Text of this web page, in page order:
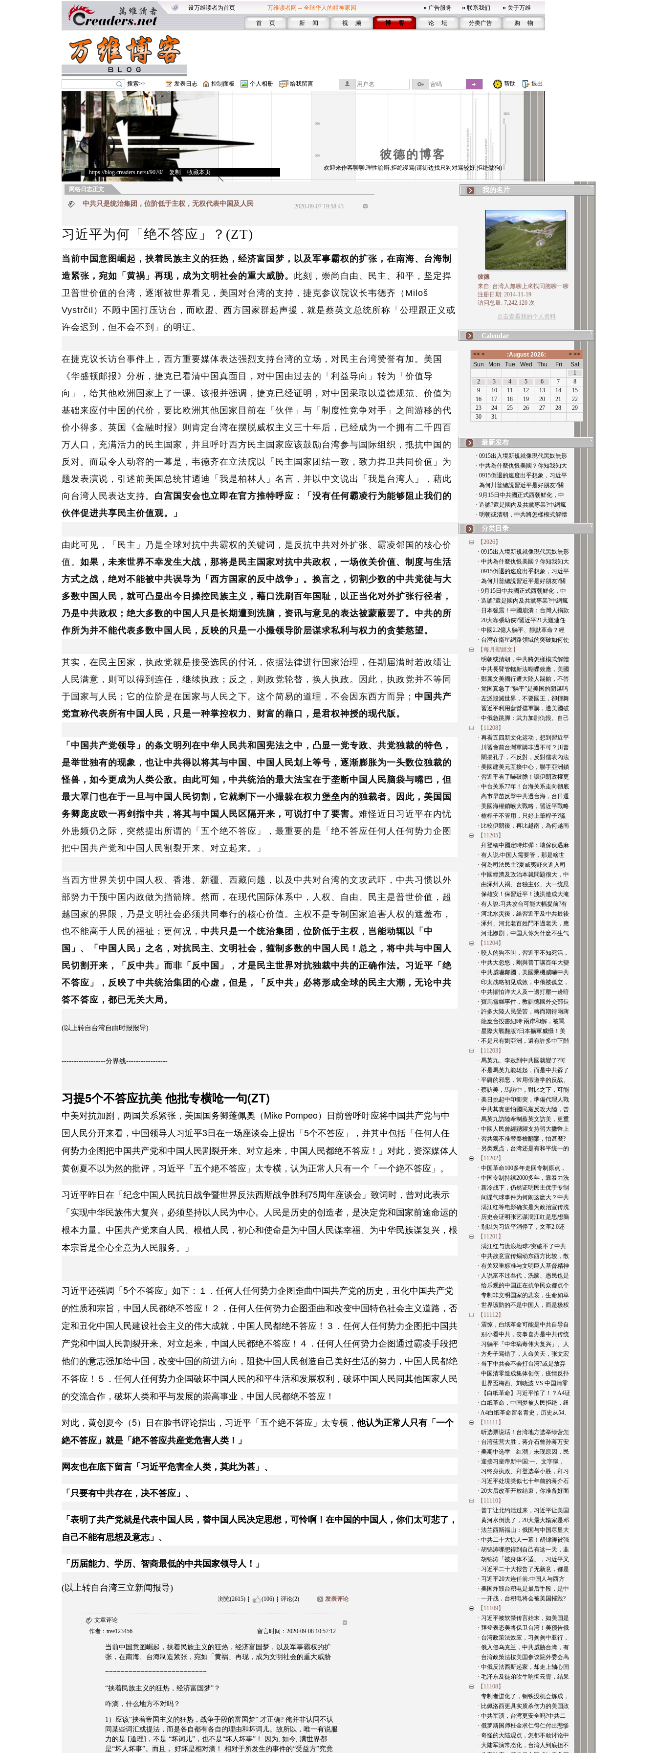
设万维读者为首页 万维读者网 -- 全球华人的精神家园 广告服务 联系我们 关于万维
首 页 新 闻 视 频 博 客 论 坛 分类广告 购 物
搜索>> 发表日志 控制面板 个人相册 给我留言 帮助 退出
彼德的博客
https://blog.creaders.net/u/9070/> 复制 收藏本页
欢迎来作客聊聊.理性論辯.拒绝谩骂(请街边找只狗对骂较好.拒绝做狗)
网络日志正文
中共只是统治集团，位阶低于主权，无权代表中国及人民 2020-09-07 19:58:43
习近平为何「绝不答应」？(ZT)
当前中国意图崛起，挟着民族主义的狂热，经济富国梦，以及军事霸权的扩张，在南海、台海制
造紧张，宛如「黄祸」再现，成为文明社会的重大威胁。 此刻，崇尚自由、民主、和平，坚定捍
卫普世价值的台湾，逐渐被世界看见，美国对台湾的支持，捷克参议院议长韦德齐（Miloš
Vystrčil）不顾中国打压访台，而欧盟、西方国家群起声援，就是蔡英文总统所称「公理跟正义或
许会迟到，但不会不到」的明证。
在捷克议长访台事件上，西方重要媒体表达强烈支持台湾的立场，对民主台湾赞誉有加。美国
《华盛顿邮报》分析，捷克已看清中国真面目，对中国由过去的「利益导向」转为「价值导
向」，给其他欧洲国家上了一课。该报并强调，捷克已经证明，对中国采取以道德规范、价值为
基础来应付中国的代价，要比欧洲其他国家目前在「伙伴」与「制度性竞争对手」之间游移的代
价小得多。英国《金融时报》则肯定台湾在摆脱威权主义三十年后，已经成为一个拥有二千四百
万人口，充满活力的民主国家，并且呼吁西方民主国家应该鼓励台湾参与国际组织，抵抗中国的
反对。而最令人动容的一幕是，韦德齐在立法院以「民主国家团结一致，致力捍卫共同价值」为
题发表演说，引述前美国总统甘迺迪「我是柏林人」名言，并以中文说出「我是台湾人」，藉此
向台湾人民表达支持。 白宫国安会也立即在官方推特呼应：「没有任何霸凌行为能够阻止我们的
伙伴促进共享民主价值观。」
由此可见，「民主」乃是全球对抗中共霸权的关键词，是反抗中共对外扩张、霸凌邻国的核心价
值。 如果，未来世界不幸发生大战，那将是民主国家对抗中共政权，一场攸关价值、制度与生活
方式之战，绝对不能被中共误导为「西方国家的反中战争」。换言之，切割少数的中共党徒与大
多数中国人民，就可凸显出今日操控民族主义，藉口洗刷百年国耻，以正当化对外扩张行径者，
乃是中共政权；绝大多数的中国人只是长期遭到洗脑，资讯与意见的表达被蒙蔽罢了。中共的所
作所为并不能代表多数中国人民，反映的只是一小撮领导阶层谋求私利与权力的贪婪慾望。
其实，在民主国家，执政党就是接受选民的付讬，依据法律进行国家治理，任期届满时若政绩让
人民满意，则可以得到连任，继续执政；反之，则政党轮替，换人执政。因此，执政党并不等同
于国家与人民；它的位阶是在国家与人民之下。这个简易的道理，不会因东西方而异； 中国共产
党宣称代表所有中国人民，只是一种掌控权力、财富的藉口，是君权神授的现代版。
「中国共产党领导」的条文明列在中华人民共和国宪法之中，凸显一党专政、共党独裁的特色，
是举世独有的现象，也让中共得以将其与中国、中国人民划上等号，逐渐膨胀为一头数位独裁的
怪兽，如今更成为人类公敌。由此可知，中共统治的最大法宝在于垄断中国人民脑袋与嘴巴，但
最大罩门也在于一旦与中国人民切割，它就剩下一小撮躲在权力堡垒内的独裁者。因此，美国国
务卿庞皮欧一再剑指中共，将其与中国人民区隔开来，可说打中了要害。 难怪近日习近平在内忧
外患频仍之际，突然提出所谓的「五个绝不答应」，最重要的是「绝不答应任何人任何势力企图
把中国共产党和中国人民割裂开来、对立起来。」
当西方世界关切中国人权、香港、新疆、西藏问题，以及中共对台湾的文攻武吓，中共习惯以外
部势力干预中国内政做为挡箭牌。然而，在现代国际体系中，人权、自由、民主是普世价值，超
越国家的界限，乃是文明社会必须共同奉行的核心价值。主权不是专制国家迫害人权的遮羞布，
也不能高于人民的福祉；更何况， 中共只是一个统治集团，位阶低于主权，岂能动辄以「中
国」、「中国人民」之名，对抗民主、文明社会，箍制多数的中国人民！总之，将中共与中国人
民切割开来，「反中共」而非「反中国」，才是民主世界对抗独裁中共的正确作法。习近平「绝
不答应」，反映了中共统治集团的心虚，但是，「反中共」必将形成全球的民主大潮，无论中共
答不答应，都已无关大局。
(以上转自台湾自由时报报导)
------------------分界线-----------------
习提5个不答应抗美 他批专横呛一句(ZT)
中美对抗加剧，两国关系紧张，美国国务卿蓬佩奥（Mike Pompeo）日前曾呼吁应将中国共产党与中
国人民分开来看，中国领导人习近平3日在一场座谈会上提出「5个不答应」，并其中包括「任何人任
何势力企图把中国共产党和中国人民割裂开来、对立起来，中国人民都绝不答应！」对此，资深媒体人
黄创夏不以为然的批评，习近平「五个絶不答应」太专横，认为正常人只有一个「一个絶不答应」。
习近平昨日在「纪念中国人民抗日战争暨世界反法西斯战争胜利75周年座谈会」致词时，曾对此表示
「实现中华民族伟大复兴，必须坚持以人民为中心。人民是历史的创造者，是决定党和国家前途命运的
根本力量。中国共产党来自人民、根植人民，初心和使命是为中国人民谋幸福、为中华民族谋复兴，根
本宗旨是全心全意为人民服务。」
习近平还强调「5个不答应」如下：１．任何人任何势力企图歪曲中国共产党的历史，丑化中国共产党
的性质和宗旨，中国人民都绝不答应！２．任何人任何势力企图歪曲和改变中国特色社会主义道路，否
定和丑化中国人民建设社会主义的伟大成就，中国人民都绝不答应！３．任何人任何势力企图把中国共
产党和中国人民割裂开来、对立起来，中国人民都绝不答应！４．任何人任何势力企图通过霸凌手段把
他们的意志强加给中国，改变中国的前进方向，阻挠中国人民创造自己美好生活的努力，中国人民都绝
不答应！５．任何人任何势力企国破坏中国人民的和平生活和发展权利，破坏中国人民同其他国家人民
的交流合作，破坏人类和平与发展的崇高事业，中国人民都绝不答应！
对此，黄创夏今（5）日在脸书评论指出，习近平「五个絶不答应」太专横， 他认为正常人只有「一个
絶不答应」就是「絶不答应共産党危害人类！」
网友也在底下留言「习近平危害全人类，莫此为甚」、
「只要有中共存在，决不答应」、
「表明了共产党就是代表中国人民，替中国人民决定思想，可怜啊！在中国的中国人，你们太可悲了，
自己不能有思想及意志」、
「历届能力、学历、智商最低的中共国家领导人！」
(以上转自台湾三立新闻报导)
浏览(2615) (106) 评论(2) 发表评论
文章评论
作者：tree123456
留言时间：2020-09-08 10:57:12
当前中国意图崛起，挟着民族主义的狂热，经济富国梦，以及军事霸权的扩
张，在南海、台海制造紧张，宛如「黄祸」再现，成为文明社会的重大威胁
==========================
“挟着民族主义的狂热，经济富国梦”？
咋滴，什么地方不对吗？
1）应该“挟着帝国主义的狂热，战争手段的富国梦” 才正确? 俺并非认同不认
同某些词汇或提法，而是各自都有各自的理由和坏词儿。故所以，唯一有说服
力的是 [道理]，不是 “坏词儿”，也不是“坏人坏事”！ 因为, 如今, 满世界都
是“坏人坏事”。而且， 好坏是相对滴！ 相对于所发生的事件的“受益方”究竟
我的名片
彼德
来自: 台湾人無聊上來找同胞聊一聊
注册日期: 2014-11-19
访问总量: 7,242,120 次
点击查看我的个人资料
Calendar
最新发布
· 0915出入境新規就像現代黑奴無形
· 中共為什麼仇恨美國？你知我知大
· 0915倒退的速度出乎想象，习近平
· 為何川普總說習近平是好朋友?關
· 9月15日中共國正式西朝鮮化，中
· 造謠?還是國內及共黨專業?中網瘋
· 明朝或清朝，中共將怎樣模式解體
分类目录
【2026】
· 0915出入境新規就像現代黑奴無形
· 中共為什麼仇恨美國？你知我知大
· 0915倒退的速度出乎想象，习近平
· 為何川普總說習近平是好朋友?關
· 9月15日中共國正式西朝鮮化，中
· 造謠?還是國內及共黨專業?中網瘋
· 日本強震！中國崩潰：台灣人捐款
· 20大靠張幼俠?習近平21大難連任
· 中國2.2億人躺平、靜默革命？經
· 台灣在衛星網路領域的突破如何使
【每月聖經文】
· 明朝或清朝，中共將怎樣模式解體
· 中共長臂管轄新法蝴蝶效應，美國
· 鄭麗文美國行遭大陸人踢館，不答
· 党国真急了“躺平”是美国的阴谋吗
· 左派毀滅世界，不要國王，卻揮舞
· 習近平利用藍營擋軍購，遭美國破
· 中俄急跳脚：武力加剧仇恨。自己
【11208】
· 再看五四新文化运动，想到習近平
· 川習會前台灣軍購非過不可？川普
· 闡揚孔子，不反對，反對儒表內法
· 美國建美元互換中心，聯手亞洲鎖
· 習近平看了嚇破膽！讓伊朗政權更
· 中台关系77年！台海关系走向彻底
· 高市早苗反擊中共過台海，台日還
· 美國海權鎖喉大戰略，習近平戰略
· 槍桿子不管用，只好上筆桿子?謊
· 比較伊朗後，再比越南，為何越南
【11205】
· 拜登稱中國定時炸彈：壞傢伙遇麻
· 有人说:中国人需要管，那是啥世
· 何為司法民主?夏威夷野火進入司
· 中國經濟及政治本就問題很大，中
· 由涿州人祸、台独主张、大一统思
· 保雄安！保習近平！洩洪造成大淹
· 有人說:习共攻台可能大幅提前?有
· 河北水災後，給習近平及中共最後
· 涿州、河北老百姓鬥不過老天，應
· 河北惨剧，中国人你为什麽不生气
【11204】
· 咬人的狗不叫，習近平不知死活，
· 中共大忽悠，剛與普丁講百年大變
· 中共威嚇鄰國，美國乘機威嚇中共
· 印太战略初见成效，中俄被孤立，
· 中共懼怕洋大人及一邊打壓一邊暗
· 寶馬雪糕事件，教訓德國外交部長
· 許多大陸人民受苦，轉而期待兩蔣
· 龍應台投書紐時:兩岸和解，被罵
· 星際大戰翻版?日本擴軍威懾！美
· 不是只有劉亞洲，還有許多中下階
【11203】
· 馬英九、李敖到中共國就變了?可
· 不是馬英九能雄起，而是中共孬了
· 平庸的邪恶，常用假道学的反战、
· 蔡訪美，馬訪中，對比之下，可能
· 美日挑起中印衝突，準備代理人戰
· 中共其實更怕國民黨反攻大陸，曾
· 馬英九訪陸牽制蔡英文訪美，更重
· 中國人民曾經踴躍支持習大撒幣上
· 習共獨不准替秦檜翻案，怕甚麼?
· 另类观点，台湾还是有和平统一的
【11202】
· 中国革命100多年走回专制原点，
· 中国专制持续2000多年，靠暴力洗
· 新冷战下，仍然证明民主优于专制
· 间谍气球事件为何闹这麽大？中共
· 满江红等电影确实是为政治宣传洗
· 历史会证明张艺谋满江红是思想脑
· 别以为习近平消停了，文革2.0还
【11201】
· 满江红与流浪地球2突破不了中共
· 中共故意宣传煽动东西方比较，散
· 有关双重标准与文明巨人基督精神
· 人说富不过叁代，洗脑、愚民也是
· 给乐观的中国正在抗争民众都点个
· 专制非文明国家的悲哀，生命如草
· 世界该防的不是中国人，而是极权
【11112】
· 震惊，白纸革命可能是中共自导自
· 别小看中共，丧事喜办是中共传统
· 习躺平「中华病毒伟大复兴」、人
· 方舟子骂错了，人命关天，张文宏
· 当下中共会不会打台湾?或是放弃
· 中国清零造成集体创伤，疫情反扑
· 世界盃梅西、刘晓波 VS 中国清零
· 【白纸革命】习近平怕了！？A4证
· 白纸革命，中国梦被人民拒绝，纽
· A4白纸革命留名青史，历史从54、
【11111】
· 听选票说话！台湾地方选举绿营怎
· 台湾蓝营大胜，蒋介石曾孙蒋万安
· 美期中选举「红潮」未现原因，民
· 迎接习皇帝新中国:一、文字狱，
· 习终身执政、拜登选举小胜，拜习
· 习近平处境类似七十年前的蒋介石
· 20大后改革开放结束，你准备好面
【11110】
· 普丁让北约活过来，习近平让美国
· 黄河水倒流了，20大最大输家是邓
· 法兰西斯福山：俄国与中国尽显大
· 中共二十大惊人一幕！胡锦涛被强
· 胡锦涛哪想得到自己有这一天，韭
· 胡锦涛「被身体不适」，习近平又
· 习近平二十大报告了无新意，都是
· 习近平20大连任前:中国人与西方
· 美国炸毁台积电是最后手段，是中
· 一开战，台积电将会被美国摧毁?
【11109】
· 习近平被软禁传言始末，如美国是
· 拜登表态美将保卫台湾！美预告俄
· 台湾政策法效应，习匆匆中亚行，
· 俄入侵乌克兰，中共威胁台湾，有
· 台湾政策法桉美国参议院外委会高
· 中俄反法西斯起家，却走上轴心国
· 毛泽东及徒弟吹牛响彻云霄，结果
【11108】
· 专制者进化了，钢铁没机会炼成，
· 比佩洛西更具实质杀伤力的美国政
· 中共军演，台湾更安全吗?中共二
· 俄罗斯国师杜金求仁得仁付出悲惨
· 奇怪的大陆观点，怎都不敢讨论中
· 大陆军演常态化，台湾人到底担不